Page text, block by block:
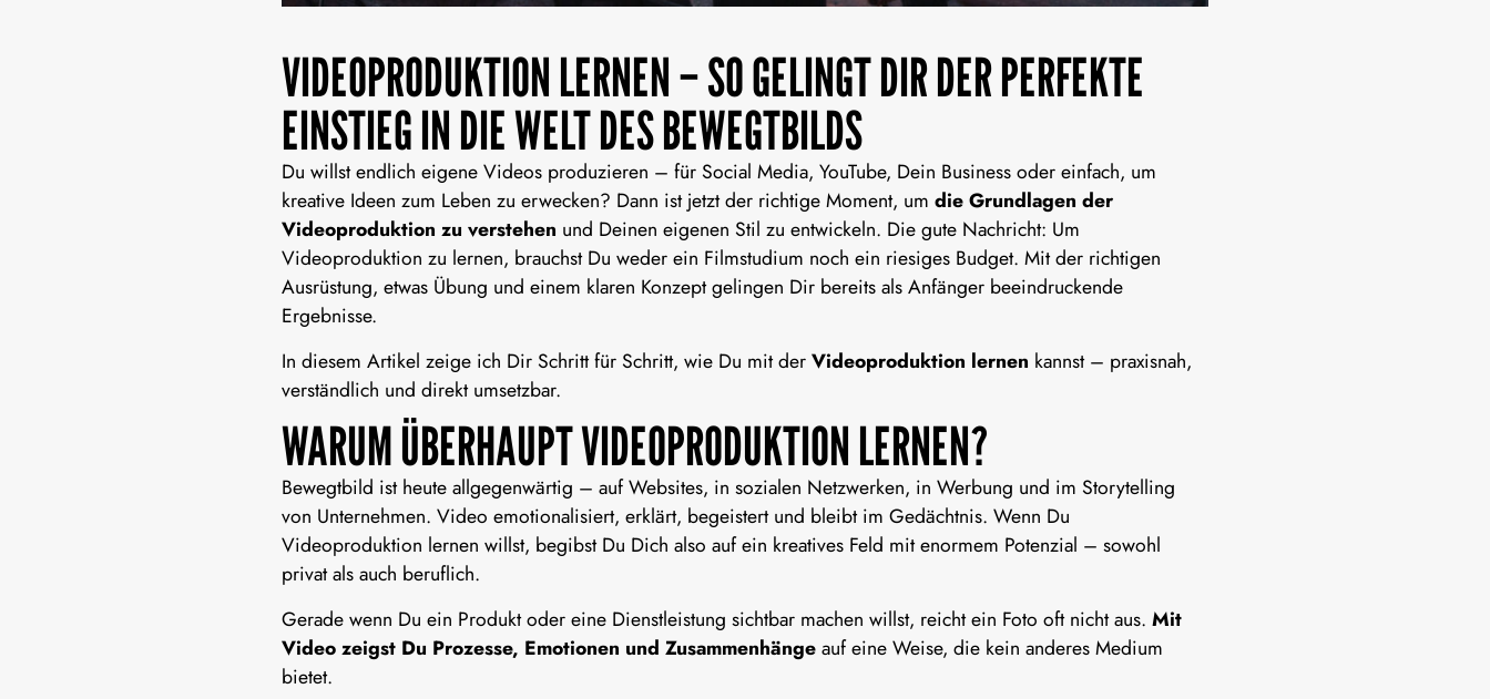
VIDEOPRODUKTION LERNEN – SO GELINGT DIR DER PERFEKTE
EINSTIEG IN DIE WELT DES BEWEGTBILDS
Du willst endlich eigene Videos produzieren – für Social Media, YouTube, Dein Business oder einfach, um
kreative Ideen zum Leben zu erwecken? Dann ist jetzt der richtige Moment, um die Grundlagen der
Videoproduktion zu verstehen und Deinen eigenen Stil zu entwickeln. Die gute Nachricht: Um
Videoproduktion zu lernen, brauchst Du weder ein Filmstudium noch ein riesiges Budget. Mit der richtigen
Ausrüstung, etwas Übung und einem klaren Konzept gelingen Dir bereits als Anfänger beeindruckende
Ergebnisse.
In diesem Artikel zeige ich Dir Schritt für Schritt, wie Du mit derVideoproduktion lernen kannst – praxisnah,
verständlich und direkt umsetzbar.
WARUM ÜBERHAUPT VIDEOPRODUKTION LERNEN?
Bewegtbild ist heute allgegenwärtig – auf Websites, in sozialen Netzwerken, in Werbung und im Storytelling
von Unternehmen. Video emotionalisiert, erklärt, begeistert und bleibt im Gedächtnis. Wenn Du
Videoproduktion lernen willst, begibst Du Dich also auf ein kreatives Feld mit enormem Potenzial – sowohl
privat als auch beruflich.
Gerade wenn Du ein Produkt oder eine Dienstleistung sichtbar machen willst, reicht ein Foto oft nicht aus. Mit
Video zeigst Du Prozesse, Emotionen und Zusammenhängeauf eine Weise, die kein anderes Medium
bietet.